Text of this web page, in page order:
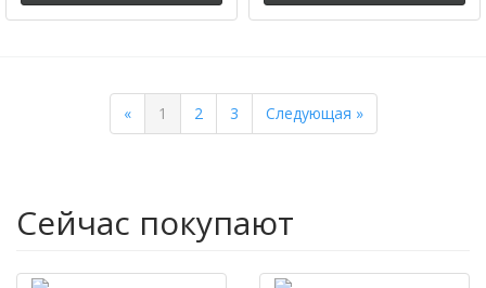
«Previous
1 2 3 Следующая »Next
Сейчас покупают